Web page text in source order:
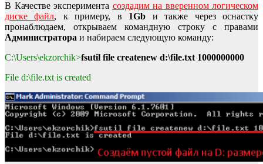
В Качестве эксперимента создадим на вверенном логическом
диске файл, к примеру, в 1Gb и также через оснастку
пронаблюдаем, открываем командную строку с правами
Администратора и набираем следующую команду:
C:\Users\ekzorchik>fsutil file createnew d:\file.txt 1000000000
File d:\file.txt is created